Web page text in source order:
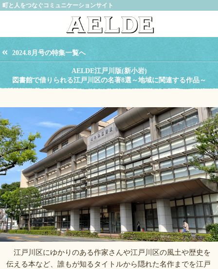
町と人をつなぐコミュニケーションサイト
2024.8月号の特集一覧へ
AELDE江戸川版(新小岩)
図書館で借りられる江戸川区の名著8選～地域に関連する作品～
江戸川区にゆかりのある作家さんや江戸川区の風土や歴史を
伝える本など、誰もが知るタイトルから隠れた名作までを江戸